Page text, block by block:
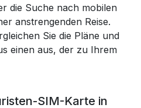
die Suche nach mobilen
anstrengenden Reise.
Sie die Pläne und
einen aus, der zu Ihrem
SIM-Karte in